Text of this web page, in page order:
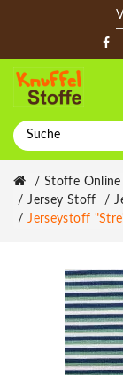
Stoffe Online
Jersey Stoff
Jerseystoff